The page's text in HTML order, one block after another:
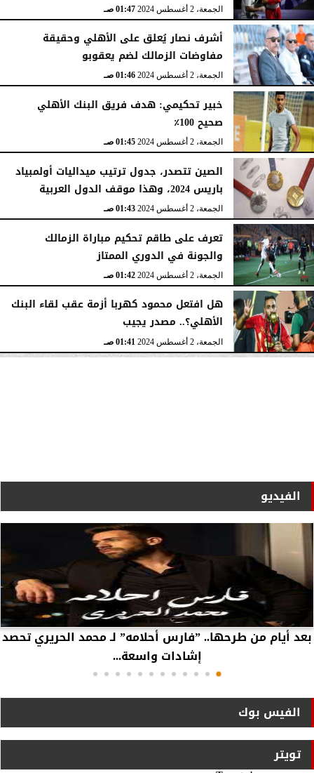
الجمعة، 2 أغسطس 2024 01:47 صـ
أشرف نصار يُعلق على الأهلي وحقيقة
مفاوضات الزمالك لضم يعقوبو
الجمعة، 2 أغسطس 2024 01:46 صـ
خبير تحكيمي: هدف فريق البنك الأهلي
صحيح 100٪
الجمعة، 2 أغسطس 2024 01:45 صـ
الصين تتصدر، جدول ترتيب ميداليات أولمبياد
باريس 2024، وهذا موقف الدول العربية
الجمعة، 2 أغسطس 2024 01:43 صـ
تعرف على طاقم تحكيم مباراة الزمالك
والجونة في الدوري الممتاز
الجمعة، 2 أغسطس 2024 01:42 صـ
هل افتعل محمود كهربا أزمة عقب لقاء البنك
الأهلي؟.. مصدر يجيب
الجمعة، 2 أغسطس 2024 01:41 صـ
الفيديو
بعد أيام من طرحها.. ”فارس أحلامه” لـ محمد الحريري تحصد
إشادات واسعة...
الفيس بوك
تويتر